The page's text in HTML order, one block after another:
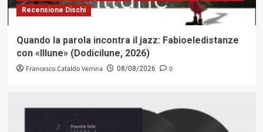
Recensione Dischi
Quando la parola incontra il jazz: Fabioeledistanze
con «Illune» (Dodicilune, 2026)
Francesco Cataldo Verrina 08/08/2026 0